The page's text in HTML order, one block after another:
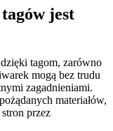
jest
tagom, zarówno
mogą bez trudu
zagadnieniami.
materiałów,
przez